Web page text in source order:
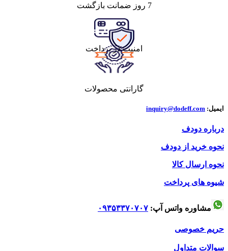
7 روز ضمانت بازگشت
امنیت در پرداخت
گارانتی محصولات
ایمیل: inquiry@dodeff.com
درباره دودف
نحوه خرید از دودف
نحوه ارسال کالا
شیوه های پرداخت
مشاوره واتس آپ: ۰۹۳۵۳۳۷۰۷۰۷
حریم خصوصی
سوالات متداول